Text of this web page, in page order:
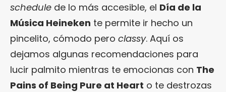
schedule de lo más accesible, el Día de la
Música Heineken te permite ir hecho un
pincelito, cómodo pero classy. Aquí os
dejamos algunas recomendaciones para
lucir palmito mientras te emocionas con The
Pains of Being Pure at Heart o te destrozas